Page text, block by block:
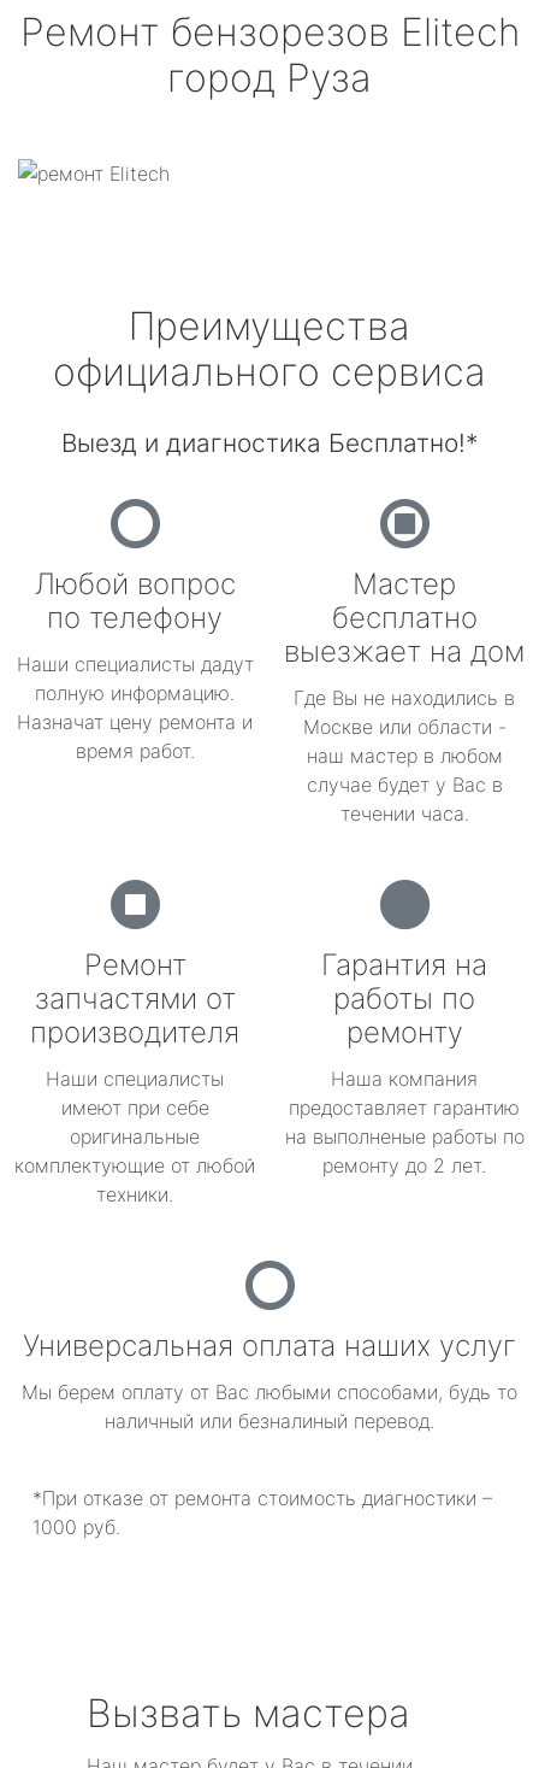
Ремонт бензорезов Elitech
город Руза
Преимущества
официального сервиса
Выезд и диагностика Бесплатно!*
Любой вопрос
по телефону
Наши специалисты дадут
полную информацию.
Назначат цену ремонта и
время работ.
Мастер
бесплатно
выезжает на дом
Где Вы не находились в
Москве или области -
наш мастер в любом
случае будет у Вас в
течении часа.
Ремонт
запчастями от
производителя
Наши специалисты
имеют при себе
оригинальные
комплектующие от любой
техники.
Гарантия на
работы по
ремонту
Наша компания
предоставляет гарантию
на выполненые работы по
ремонту до 2 лет.
Универсальная оплата наших услуг
Мы берем оплату от Вас любыми способами, будь то
наличный или безналиный перевод.
*При отказе от ремонта стоимость диагностики –
1000 руб.
Вызвать мастера